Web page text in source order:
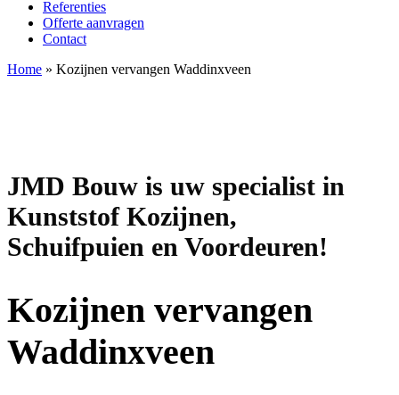
Referenties
Offerte aanvragen
Contact
Home » Kozijnen vervangen Waddinxveen
JMD Bouw is uw specialist in
Kunststof Kozijnen,
Schuifpuien en Voordeuren!
Kozijnen vervangen
Waddinxveen